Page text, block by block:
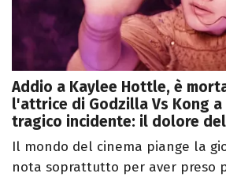
Addio a Kaylee Hottle, è
l'attrice di Godzilla Vs Kong a
tragico incidente: il dolore
Il mondo del cinema piange la
nota soprattutto per aver preso